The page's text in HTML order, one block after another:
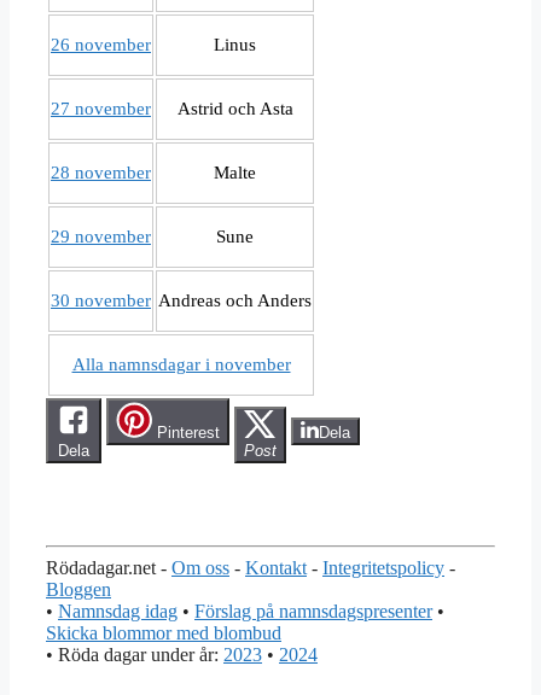
26 november Linus
27 november Astrid och Asta
28 november Malte
29 november Sune
30 november Andreas och Anders
Alla namnsdagar i november
Dela
Pinterest
Post
Dela
Rödadagar.net - Om oss - Kontakt - Integritetspolicy -
Bloggen
• Namnsdag idag • Förslag på namnsdagspresenter•
Skicka blommor med blombud
• Röda dagar under år: 2023 • 2024